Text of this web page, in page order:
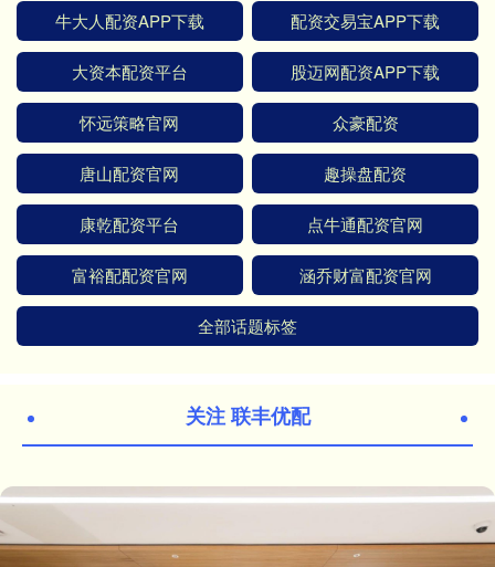
牛大人配资APP下载 配资交易宝APP下载
大资本配资平台 股迈网配资APP下载
怀远策略官网 众豪配资
唐山配资官网 趣操盘配资
康乾配资平台 点牛通配资官网
富裕配配资官网 涵乔财富配资官网
全部话题标签
关注 联丰优配